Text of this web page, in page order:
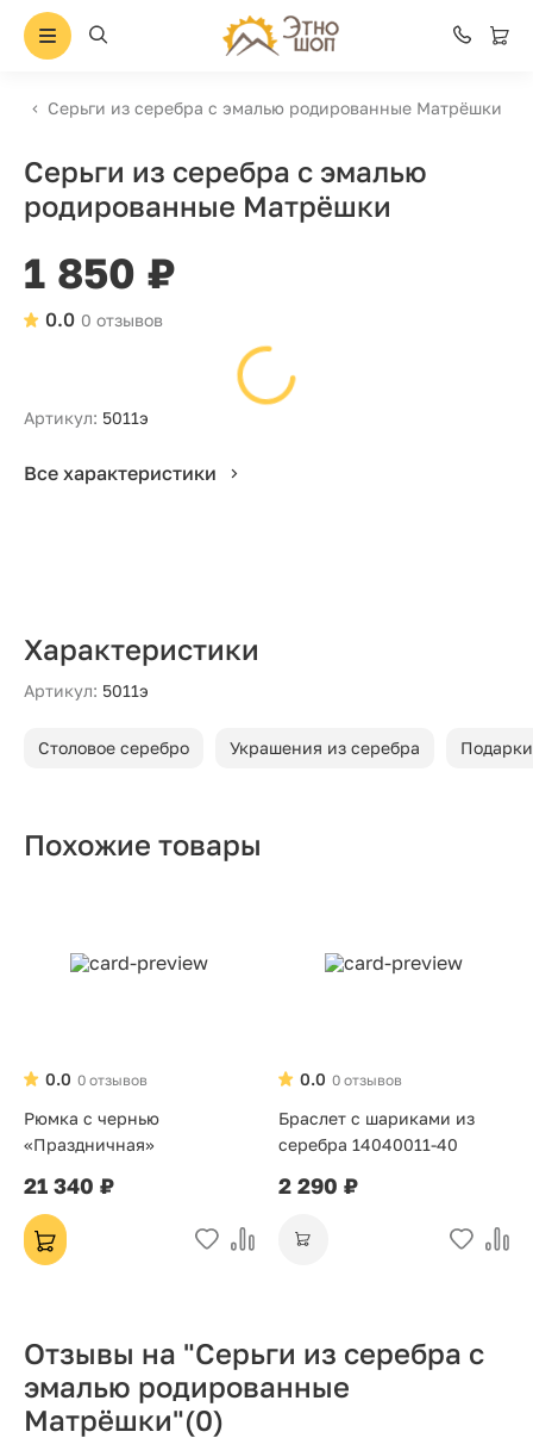
Серьги из серебра с эмалью родированные Матрёшки
Серьги из серебра с эмалью
родированные Матрёшки
1 850 ₽
0 отзывов
0.0
Артикул: 5011э
Все характеристики
Характеристики
Артикул: 5011э
Столовое серебро Украшения из серебра
Похожие товары
0 отзывов
0.0
Рюмка с чернью
«Праздничная»
21 340 ₽
0 отзывов
0.0
Браслет с шариками из
серебра 14040011-40
2 290 ₽
Отзывы на "Серьги из серебра с
эмалью родированные
Матрёшки"(0)